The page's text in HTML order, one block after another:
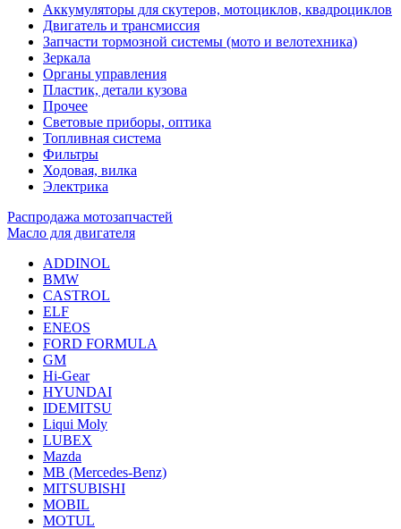
Аккумуляторы для скутеров, мотоциклов, квадроциклов
Двигатель и трансмиссия
Запчасти тормозной системы (мото и велотехника)
Зеркала
Органы управления
Пластик, детали кузова
Прочее
Световые приборы, оптика
Топливная система
Фильтры
Ходовая, вилка
Электрика
Распродажа мотозапчастей
Масло для двигателя
ADDINOL
BMW
CASTROL
ELF
ENEOS
FORD FORMULA
GM
Hi-Gear
HYUNDAI
IDEMITSU
Liqui Moly
LUBEX
Mazda
MB (Mercedes-Вenz)
MITSUBISHI
MOBIL
MOTUL